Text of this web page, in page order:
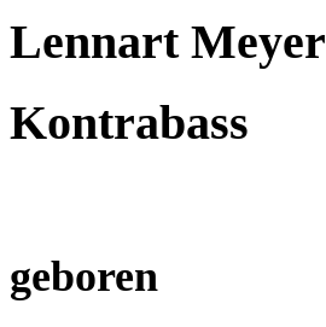
Lennart Meyer
Kontrabass
geboren